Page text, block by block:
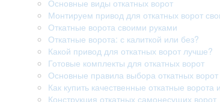
Основные виды откатных ворот
Монтируем привод для откатных ворот
Откатные ворота своими руками
Откатные ворота: с калиткой или без?
Какой привод для откатных ворот лучше?
Готовые комплекты для откатных ворот
Основные правила выбора откатных ворот
Как купить качественные откатные ворота
Конструкция откатных самонесущих ворот